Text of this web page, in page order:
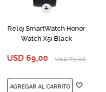
Reloj SmartWatch Honor
Watch X5i Black
USD 69,00 USD 79,00